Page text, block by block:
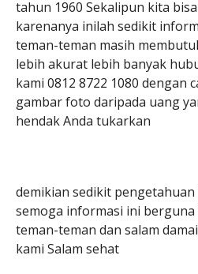
tahun 1960 Sekalipun kita
karenanya inilah sedikit
teman-teman masih
lebih akurat lebih banyak
kami 0812 8722 1080 dengan
gambar foto daripada uang
hendak Anda tukarkan
demikian sedikit
semoga informasi ini
teman-teman dan salam
kami Salam sehat